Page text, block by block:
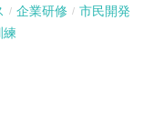
/ 企業研修 / 市民開発
練